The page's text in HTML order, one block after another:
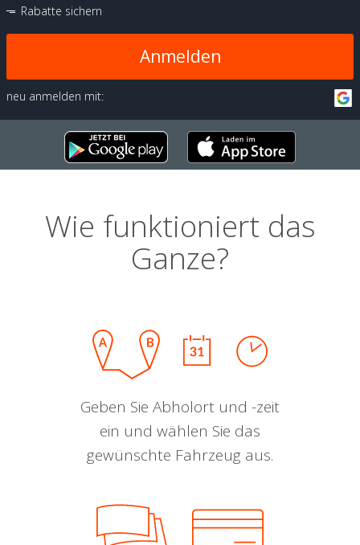
Rabatte sichern
Anmelden
neu anmelden mit:
Wie funktioniert das
Ganze?
Geben Sie Abholort und -zeit
ein und wählen Sie das
gewünschte Fahrzeug aus.